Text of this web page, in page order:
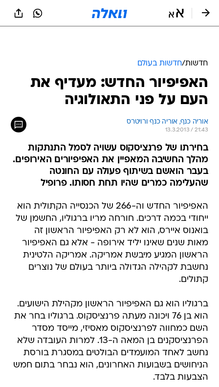
חדשות/חדשות בעולם
האפיפיור החדש: מעדיף את
העם על פני התאולוגיה
אוריה כנף, אוריה כנף ורויטרס
13.3.2013 / 21:43
בחירתו של פרנציסקוס עשויה לסמל התנתקות
מהלך החשיבה המאפיין את האפיפיורים האירופים.
בעבר הואשם בשיתוף פעולה עם החונטה
שהעלימה כמרים שהיו תחת חסותו. פרופיל
האפיפיור החדש וה-266 של הכנסייה הקתולית הוא
ייחודי בכמה דרכים. חורחה מריו ברגוליו, החשמן של
בואנוס איירס, הוא לא רק האפיפיור הראשון זה
מאות שנים שאינו יליד אירופה - אלא גם האפיפיור
הראשון המגיע מיבשת אמריקה. אמריקה הלטינית
נחשבת לקהילה הגדולה ביותר בעולם של נוצרים
קתולים.
ברגוליו הוא גם האפיפיור הראשון מקהילת הישועים.
הוא בן 76 ויכונה מעתה פרנציסקוס. ברגוליו בחר את
השם כמחווה לפרנציסקוס מאסיזי, מייסד מסדר
הפרנציסקנים בן המאה ה-13. למרות העובדה שלא
נחשב לאחד המועמדים הבולטים במסגרת בורסת
הניחושים בשבועות האחרונים, הוא נבחר בתום חמש
הצבעות בלבד.